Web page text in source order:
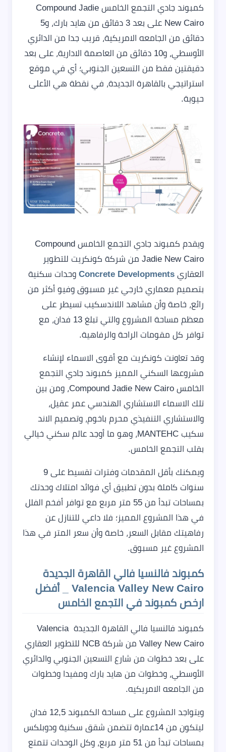
كمبوند جادي التجمع الخامس Compound Jadie
New Cairo على بعد 3 دقائق من هايد بارك، و5
دقائق من الجامعه الامريكية، قريب جدا من الدائري
الأوسطي، و10 دقائق من العاصمة الادارية، على بعد
دقيقتين فقط من التسعين الجنوبي؛ أي في موقع
استراتيجي بالقاهرة الجديدة، في نقطة هي الأعلى
حيوية.
ويقدم كمبوند جادي التجمع الخامس Compound
Jadie New Cairo من شركة كونكريت للتطوير
العقاري Concrete Developments وحدات سكنية
بتصميم معماري خارجي غير مسبوق وفيو أكثر من
رائع، خاصة وأن مشاهد اللاندسكيب تسيطر على
معظم مساحة المشروع والتي تبلغ 13 فدان، مع
توافر كل مقومات الراحة والرفاهية.
وقد تعاونت كونكريت مع أقوى الاسماء لإنشاء
مشروعها السكني المميز كمبوند جادي التجمع
الخامس Compound Jadie New Cairo، ومن بين
تلك الاسماء الاستشاري الهندسي عمر عقيل،
والاستشاري التنفيذي محرم باخوم، وتصميم الاند
سكيب MANTEHC، وهو ما أوجد عالم سكني خيالي
بقلب التجمع الخامس.
ويمكنك بأقل المقدمات وفترات تقسيط على 9
سنوات كاملة بدون تطبيق أي فوائد امتلاك وحدتك
بمساحات تبدأ من 55 متر مربع مع توافر أفخم الفلل
في هذا المشروع المميز؛ فلا داعي للتنازل عن
رفاهيتك مقابل السعر، خاصة وأن سعر المتر في هذا
المشروع غير مسبوق.
كمبوند فالنسيا فالي القاهرة الجديدة
Valencia Valley New Cairo _ أفضل
ارخص كمبوند في التجمع الخامس
كمبوند فالنسيا فالي القاهرة الجديدة Valencia
Valley New Cairo من شركة NCB للتطوير العقاري
على بعد خطوات من شارع التسعين الجنوبي والدائري
الأوسطي، وخطوات من هايد بارك ومفيدا وخطوات
من الجامعه الامريكيه.
ويتواجد المشروع على مساحة الكمبوند 12,5 فدان
ليتكون من 14عمارة تتضمن شقق سكنية ودوبلكس
بمساحات تبدأ من 51 متر مربع، وكل الوحدات تتمتع